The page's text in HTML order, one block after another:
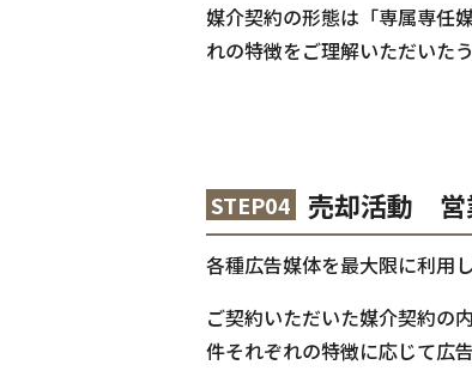
媒介契約の形態は「専属専任
れの特徴をご理解いただいた
STEP04 売却活動 営
各種広告媒体を最大限に利用
ご契約いただいた媒介契約の
件それぞれの特徴に応じて広